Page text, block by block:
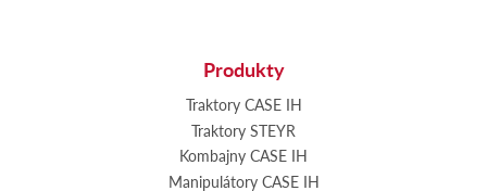
Produkty
Traktory CASE IH
Traktory STEYR
Kombajny CASE IH
Manipulátory CASE IH